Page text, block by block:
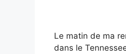
Le matin de ma
dans le